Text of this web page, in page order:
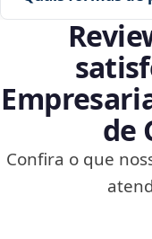
de
Confira o que